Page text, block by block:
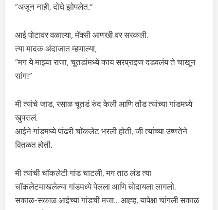
“अजून नाही, दोघे झोपलेत.”
आई पोटावर वळाल्या, मॅक्सी आणखी वर सरकली.
त्या मादक अंदाजात म्हणाल्या,
“मग ये माझ्या राजा, चूतडांमध्ये काय सरप्राइज दडवलंय ते चाखून
सांग!”
मी त्यांचे जाड, रसाळ चूतडं रुंद केली आणि तोंड त्यांच्या गांडमध्ये
खुपसलं.
आईने गांडमध्ये पांढरी चॉकलेट भरली होती, जी त्यांच्या उष्णतेने
वितळत होती.
मी त्यांची चॉकलेटी गांड चाटली, मग ताठ लंड त्या
चॉकलेटमाखलेल्या गांडमध्ये पेलला आणि चोदायला लागलो.
सकाळ-सकाळ आईच्या गांडची मजा… आह्ह, यापेक्षा चांगली सकाळ